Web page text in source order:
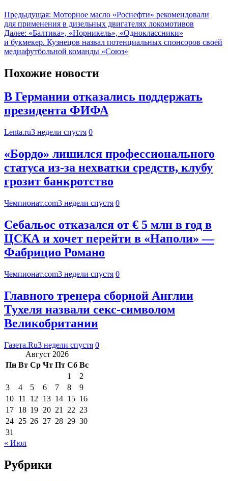
Предыдущая: Моторное масло «Роснефти» рекомендовали
для применения в дизельных двигателях локомотивов
Далее: «Балтика», «Норникель», «Одноклассники»
и букмекер. Кузнецов назвал потенциальных спонсоров своей
медиафутбольной команды «Союз»
Похожие новости
В Германии отказались поддержать
президента ФИФА
Lenta.ru3 недели спустя 0
«Бордо» лишился профессионального
статуса из‑за нехватки средств, клубу
грозит банкротство
Чемпионат.com3 недели спустя 0
Себальос отказался от € 5 млн в год в
ЦСКА и хочет перейти в «Наполи» —
Фабрицио Романо
Чемпионат.com3 недели спустя 0
Главного тренера сборной Англии
Тухеля назвали секс-символом
Великобритании
Газета.Ru3 недели спустя 0
Август 2026
Пн Вт Ср Чт Пт Сб Вс
1
2
3
4 5 6 7 8
9
10 11 12 13 14 15 16
17 18 19 20 21 22 23
24 25 26 27 28 29 30
31
« Июл
Рубрики